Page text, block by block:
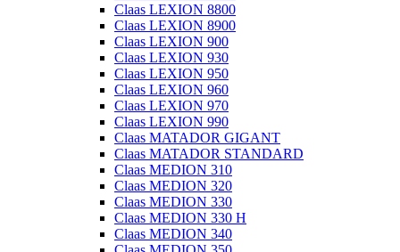
Claas LEXION 8800
Claas LEXION 8900
Claas LEXION 900
Claas LEXION 930
Claas LEXION 950
Claas LEXION 960
Claas LEXION 970
Claas LEXION 990
Claas MATADOR GIGANT
Claas MATADOR STANDARD
Claas MEDION 310
Claas MEDION 320
Claas MEDION 330
Claas MEDION 330 H
Claas MEDION 340